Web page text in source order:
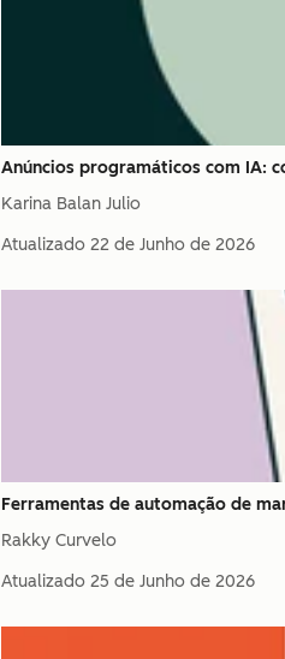
Anúncios programáticos com IA:
Karina Balan Julio
Atualizado 22 de Junho de 2026
Ferramentas de automação de
Rakky Curvelo
Atualizado 25 de Junho de 2026